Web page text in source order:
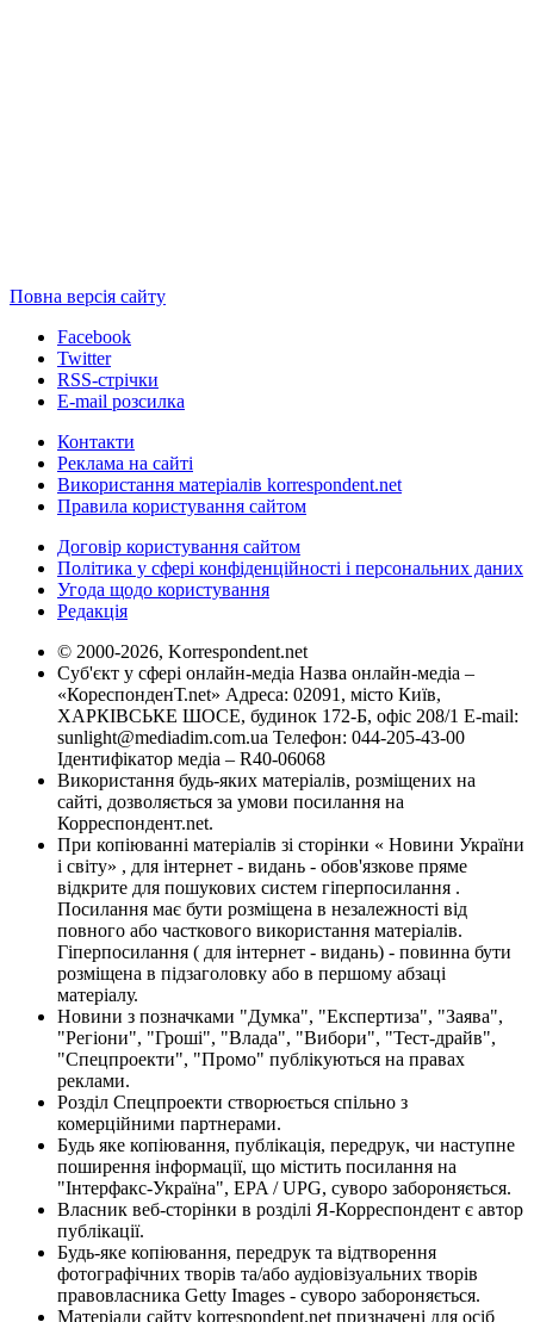
Повна версія сайту
Facebook
Twitter
RSS-стрічки
E-mail розсилка
Контакти
Реклама на сайті
Використання матеріалів korrespondent.net
Правила користування сайтом
Договір користування сайтом
Політика у сфері конфіденційності і персональних даних
Угода щодо користування
Редакція
© 2000-2026, Korrespondent.net
Суб'єкт у сфері онлайн-медіа Назва онлайн-медіа –
«КореспонденТ.net» Адреса: 02091, місто Київ,
ХАРКІВСЬКЕ ШОСЕ, будинок 172-Б, офіс 208/1 E-mail:
sunlight@mediadim.com.ua Телефон: 044-205-43-00
Ідентифікатор медіа – R40-06068
Використання будь-яких матеріалів, розміщених на
сайті, дозволяється за умови посилання на
Корреспондент.net.
При копіюванні матеріалів зі сторінки « Новини України
і світу» , для інтернет - видань - обов'язкове пряме
відкрите для пошукових систем гіперпосилання .
Посилання має бути розміщена в незалежності від
повного або часткового використання матеріалів.
Гіперпосилання ( для інтернет - видань) - повинна бути
розміщена в підзаголовку або в першому абзаці
матеріалу.
Новини з позначками "Думка", "Експертиза", "Заява",
"Регіони", "Гроші", "Влада", "Вибори", "Тест-драйв",
"Спецпроекти", "Промо" публікуються на правах
реклами.
Розділ Спецпроекти створюється спільно з
комерційними партнерами.
Будь яке копіювання, публікація, передрук, чи наступне
поширення інформації, що містить посилання на
"Інтерфакс-Україна", EPA / UPG, суворо забороняється.
Власник веб-сторінки в розділі Я-Корреспондент є автор
публікації.
Будь-яке копіювання, передрук та відтворення
фотографічних творів та/або аудіовізуальних творів
правовласника Getty Images - суворо забороняється.
Матеріали сайту korrespondent.net призначені для осіб